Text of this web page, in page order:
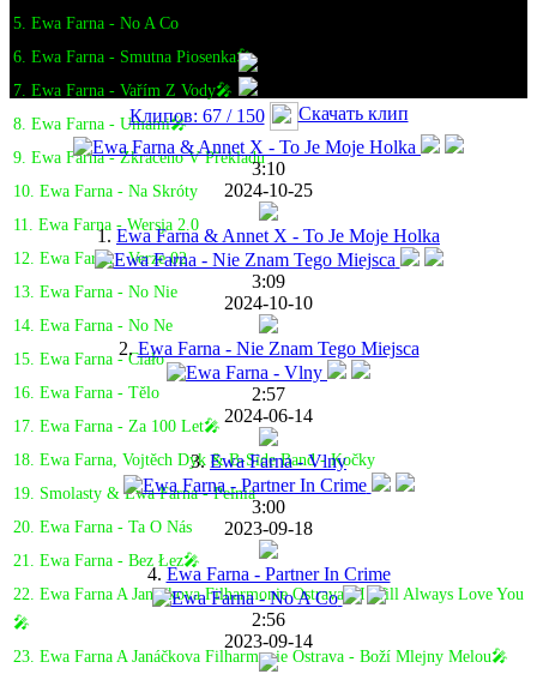
5. Ewa Farna - No A Co
6. Ewa Farna - Smutna Piosenka🎤
7. Ewa Farna - Vařím Z Vody🎤
8. Ewa Farna - Umami🎤
9. Ewa Farna - Zkraceno V Překladu
10. Ewa Farna - Na Skróty
11. Ewa Farna - Wersja 2.0
12. Ewa Farna - Verze 02
13. Ewa Farna - No Nie
14. Ewa Farna - No Ne
15. Ewa Farna - Ciało
16. Ewa Farna - Tělo
17. Ewa Farna - Za 100 Let🎤
18. Ewa Farna, Vojtěch Dyk & B-Side Band - Kočky
19. Smolasty & Ewa Farna - Pełnia
20. Ewa Farna - Ta O Nás
21. Ewa Farna - Bez Łez🎤
22. Ewa Farna A Janáčkova Filharmonie Ostrava - I Will Always Love You
🎤
23. Ewa Farna A Janáčkova Filharmonie Ostrava - Boží Mlejny Melou🎤
Клипов: 67 / 150 Скачать клип
3:10
2024-10-25
1. Ewa Farna & Annet X - To Je Moje Holka
3:09
2024-10-10
2.Ewa Farna - Nie Znam Tego Miejsca
2:57
2024-06-14
3.Ewa Farna - Vlny
3:00
2023-09-18
4. Ewa Farna - Partner In Crime
2:56
2023-09-14